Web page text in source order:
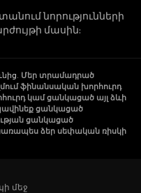
նորությունների
մասին:
. Մեր տրամադրած
ֆինանսական խորհուրդ
կամ ցանկացած այլ ձևի
ցանկացած
ցանկացած
ձեր սեփական ռիսկի
մեջ